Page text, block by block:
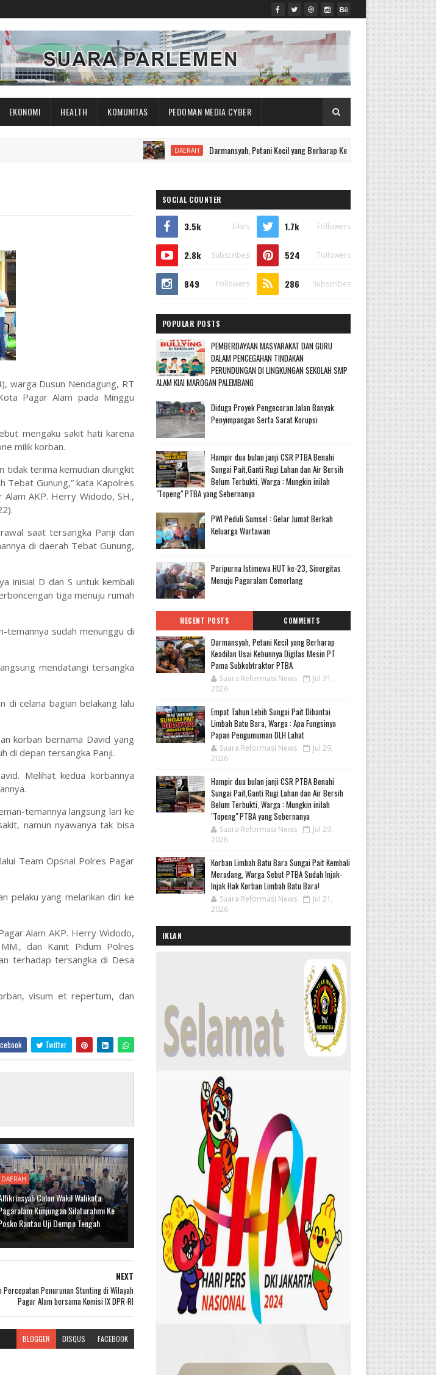
EKONOMI HEALTH KOMUNITAS PEDOMAN MEDIA CYBER
DAERAH Darmansyah, Petani Kecil yang Berharap Keadilan Usai Kebunnya Digilas Mesin
warga Dusun Nendagung, RT
Pagar Alam pada Minggu
mengaku sakit hati karena
milik korban.
tidak terima kemudian diungkit
Tebat Gunung,” kata Kapolres
Alam AKP. Herry Widodo, SH.,
saat tersangka Panji dan
di daerah Tebat Gunung,
inisial D dan S untuk kembali
tiga menuju rumah
temannya sudah menunggu di
mendatangi tersangka
di celana bagian belakang lalu
korban bernama David yang
di depan tersangka Panji.
Melihat kedua korbannya
temannya langsung lari ke
namun nyawanya tak bisa
Team Opsnal Polres Pagar
pelaku yang melarikan diri ke
Alam AKP. Herry Widodo,
dan Kanit Pidum Polres
terhadap tersangka di Desa
visum et repertum, dan
Twitter
DAERAH
Calon Wakil Walikota
Kunjungan Silaturahmi Ke
Rantau Uji Dempo Tengah
NEXT
Percepatan Penurunan Stunting di Wilayah
Pagar Alam bersama Komisi IX DPR-RI
BLOGGER DISQUS FACEBOOK
SOCIAL COUNTER
3.5k Likes 1.7k Followers
2.8k Subscribes 524 Followers
849 Followers 286 Subscribes
POPULAR POSTS
PEMBERDAYAAN MASYARAKAT DAN GURU
DALAM PENCEGAHAN TINDAKAN
PERUNDUNGAN DI LINGKUNGAN SEKOLAH SMP
ALAM KIAI MAROGAN PALEMBANG
Diduga Proyek Pengecoran Jalan Banyak
Penyimpangan Serta Sarat Korupsi
Hampir dua bulan janji CSR PTBA Benahi
Sungai Pait,Ganti Rugi Lahan dan Air Bersih
Belum Terbukti, Warga : Mungkin inilah
"Topeng" PTBA yang Sebernanya
PWI Peduli Sumsel : Gelar Jumat Berkah
Keluarga Wartawan
Paripurna Istimewa HUT ke-23, Sinergitas
Menuju Pagaralam Cemerlang
RECENT POSTS COMMENTS
Darmansyah, Petani Kecil yang Berharap
Keadilan Usai Kebunnya Digilas Mesin PT
Pama Subkobtraktor PTBA
Suara Reformasi News
Jul 31,
2026
Empat Tahun Lebih Sungai Pait Dibantai
Limbah Batu Bara, Warga : Apa Fungsinya
Papan Pengumuman DLH Lahat
Suara Reformasi News
Jul 29,
2026
Hampir dua bulan janji CSR PTBA Benahi
Sungai Pait,Ganti Rugi Lahan dan Air Bersih
Belum Terbukti, Warga : Mungkin inilah
"Topeng" PTBA yang Sebernanya
Suara Reformasi News
Jul 29,
2026
Korban Limbah Batu Bara Sungai Pait Kembali
Meradang, Warga Sebut PTBA Sudah Injak-
Injak Hak Korban Limbah Batu Bara!
Suara Reformasi News
Jul 21,
2026
IKLAN